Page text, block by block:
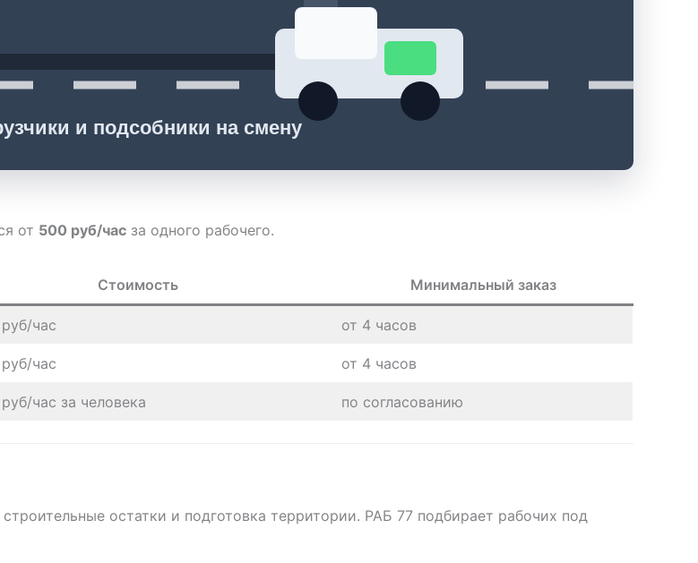
и подсобники на смену
от 500 руб/час за одного рабочего.
Стоимость Минимальный заказ
час от 4 часов
час от 4 часов
час за человека по согласованию
остатки и подготовка территории. РАБ 77 подбирает рабочих под